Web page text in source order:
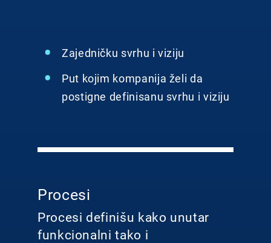
Zajedničku svrhu i viziju
Put kojim kompanija želi da
postigne definisanu svrhu i viziju
Procesi
Procesi definišu kako unutar
funkcionalni tako i